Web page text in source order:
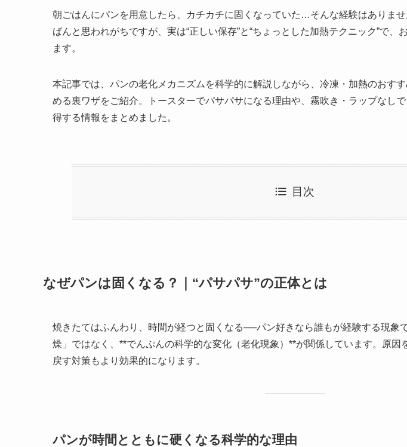
朝ごはんにパンを用意したら、カチカチに固くなっていた…そんな経験はありま
ばんと思われがちですが、実は“正しい保存”と“ちょっとした加熱テクニック”で、
ます。
本記事では、パンの老化メカニズムを科学的に解説しながら、冷凍・加熱のおす
める裏ワザをご紹介。トースターでパサパサになる理由や、霧吹き・ラップなし
得する情報をまとめました。
目次
なぜパンは固くなる？｜“パサパサ”の正体とは
焼きたてはふんわり、時間が経つと固くなる──パン好きなら誰もが経験する現象
燥」ではなく、**でんぷんの科学的な変化（老化現象）**が関係しています。原因
戻す対策もより効果的になります。
パンが時間とともに硬くなる科学的な理由